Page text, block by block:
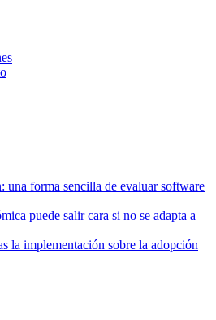
una forma sencilla de evaluar software
puede salir cara si no se adapta a
la implementación sobre la adopción